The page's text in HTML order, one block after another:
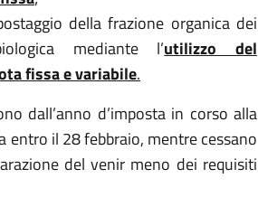
della frazione organica dei
mediante l’utilizzo del
fissa e variabile.
dall’anno d’imposta in corso alla
entro il 28 febbraio, mentre cessano
del venir meno dei requisiti